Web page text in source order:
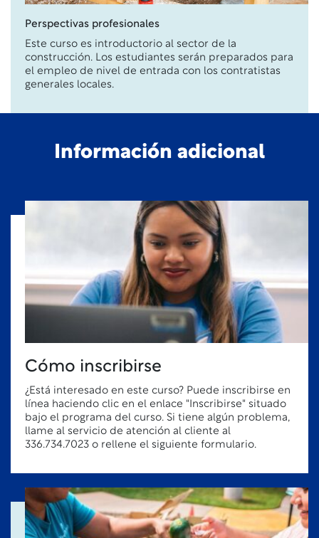
Perspectivas profesionales
Este curso es introductorio al sector de la
construcción. Los estudiantes serán preparados para
el empleo de nivel de entrada con los contratistas
generales locales.
Información adicional
Cómo inscribirse
¿Está interesado en este curso? Puede inscribirse en
línea haciendo clic en el enlace "Inscribirse" situado
bajo el programa del curso. Si tiene algún problema,
llame al servicio de atención al cliente al
336.734.7023 o rellene el siguiente formulario.